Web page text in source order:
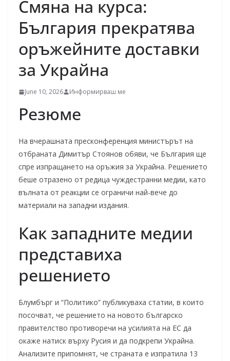
Смяна на курса:
България прекратява
оръжейните доставки
за Украйна
June 10, 2026 Информирваш ме
Резюме
На вчерашната пресконференция министърът на
отбраната Димитър Стоянов обяви, че България ще
спре изпращането на оръжия за Украйна. Решението
беше отразено от редица чуждестранни медии, като
вълната от реакции се ограничи най-вече до
материали на западни издания.
Как западните медии
представиха
решението
Блумбърг и “Политико” публикуваха статии, в които
посочват, че решението на новото българско
правителство противоречи на усилията на ЕС да
окаже натиск върху Русия и да подкрепи Украйна.
Анализите припомнят, че страната е изпратила 13